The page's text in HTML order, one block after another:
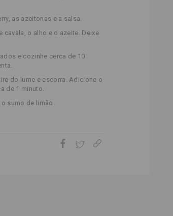
as azeitonas e a salsa.
o alho e o azeite. Deixe
e cozinhe cerca de 10
do lume e escorra. Adicione o
de 1 minuto.
sumo de limão.